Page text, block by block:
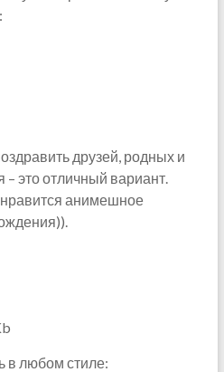
друзей, родных и
– это отличный вариант.
анимешное
в любом стиле: